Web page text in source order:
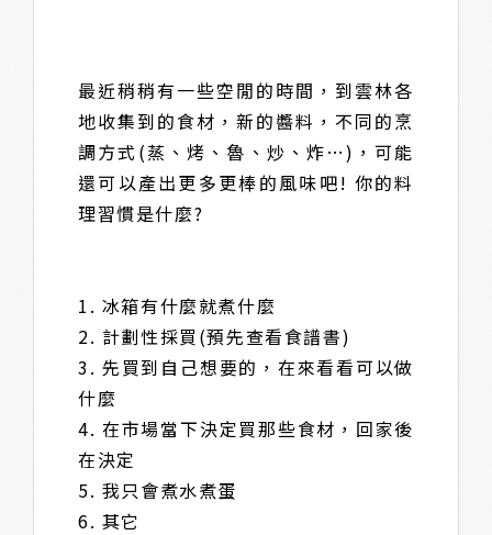
最近稍稍有一些空閒的時間，到雲林各
地收集到的食材，新的醬料，不同的烹
調方式(蒸、烤、魯、炒、炸…)，可能
還可以產出更多更棒的風味吧! 你的料
理習慣是什麼?
1. 冰箱有什麼就煮什麼
2. 計劃性採買(預先查看食譜書)
3. 先買到自己想要的，在來看看可以做
什麼
4. 在市場當下決定買那些食材，回家後
在決定
5. 我只會煮水煮蛋
6. 其它